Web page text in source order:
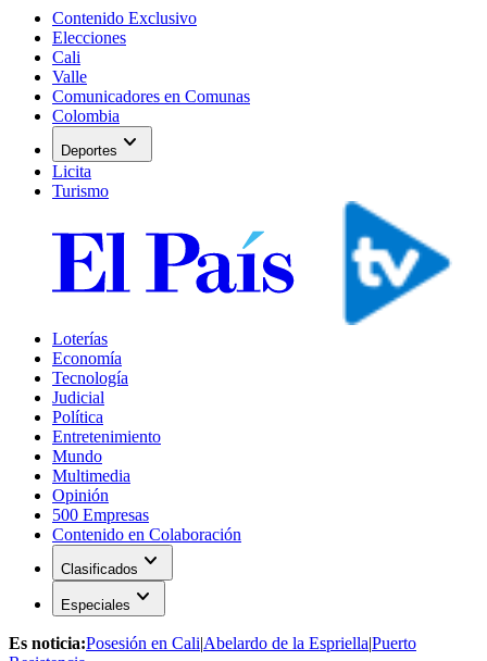
Contenido Exclusivo
Elecciones
Cali
Valle
Comunicadores en Comunas
Colombia
Deportes expand_more
Licita
Turismo
Loterías
Economía
Tecnología
Judicial
Política
Entretenimiento
Mundo
Multimedia
Opinión
500 Empresas
Contenido en Colaboración
Clasificados expand_more
Especiales expand_more
Es noticia:Posesión en Cali|Abelardo de la Espriella|Puerto